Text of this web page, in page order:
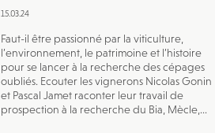
15.03.24
Faut-il être passionné par la viticulture,
l’environnement, le patrimoine et l’histoire
pour se lancer à la recherche des cépages
oubliés. Ecouter les vignerons Nicolas Gonin
et Pascal Jamet raconter leur travail de
prospection à la recherche du Bia, Mècle,...